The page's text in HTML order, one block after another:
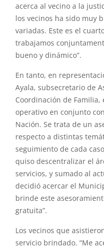
acerca al vecino a la
los vecinos ha sido muy
variadas. Este es el
trabajamos
bueno y dinámico”.
En tanto, en
Ayala, subsecretario de
Coordinación de Familia,
operativo en conjunto
Nación. Se trata de un
respecto a distintas
seguimiento de cada
quiso descentralizar el
servicios, y sumado al
decidió acercar el
brinde este
gratuita”.
Los vecinos que
servicio brindado. “Me